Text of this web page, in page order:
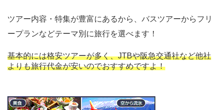
ツアー内容・特集が豊富にあるから、バスツアーからフリ
ープランなどテーマ別に旅行を選べます！
基本的には格安ツアーが多く、JTBや阪急交通社など他社
よりも旅行代金が安いのでおすすめですよ！